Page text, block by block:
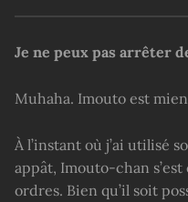
Je ne peux pas arrêter
Muhaha. Imouto est
À l’instant où j’ai utilisé
appât, Imouto-chan
ordres. Bien qu’il soit